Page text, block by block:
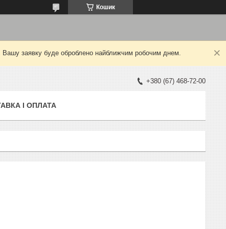
Кошик
Вашу заявку буде оброблено найближчим робочим днем.
+380 (67) 468-72-00
І ОПЛАТА